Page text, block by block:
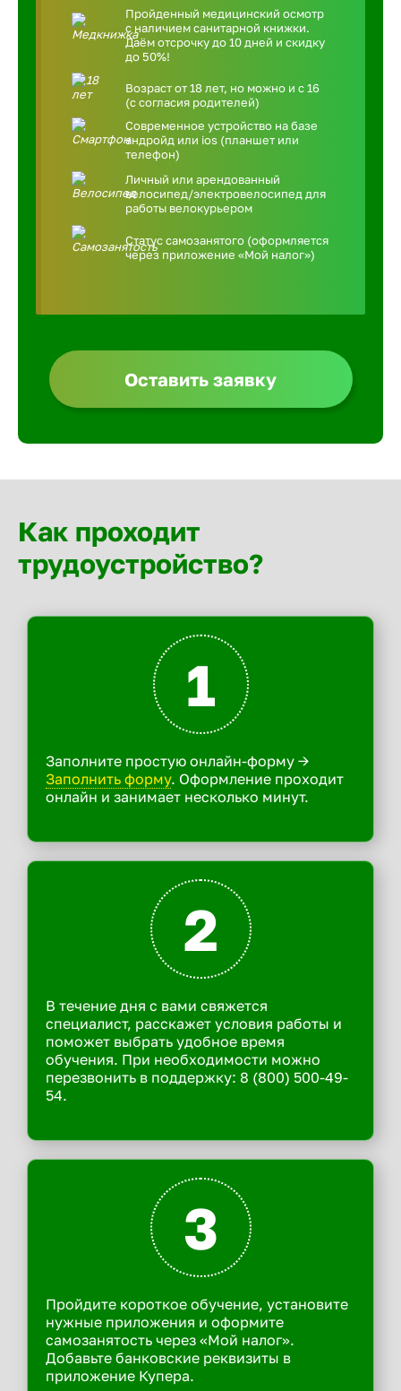
Пройденный медицинский осмотр
с наличием санитарной книжки.
Даём отсрочку до 10 дней и скидку
до 50%!
Возраст от 18 лет, но можно и с 16
(с согласия родителей)
Современное устройство на базе
андройд или ios (планшет или
телефон)
Личный или арендованный
велосипед/электровелосипед для
работы велокурьером
Статус самозанятого (оформляется
через приложение «Мой налог»)
Оставить заявку
Как проходит
трудоустройство?
1
Заполните простую онлайн-форму ->
Заполнить форму. Оформление проходит
онлайн и занимает несколько минут.
2
В течение дня с вами свяжется
специалист, расскажет условия работы и
поможет выбрать удобное время
обучения. При необходимости можно
перезвонить в поддержку: 8 (800) 500-49-
54.
3
Пройдите короткое обучение, установите
нужные приложения и оформите
самозанятость через «Мой налог».
Добавьте банковские реквизиты в
приложение Купера.